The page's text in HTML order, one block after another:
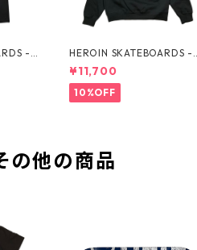
-
B
HEROIN SKATEBOARDS - S
KATE ZOMBIE BLK CREWN
ECK -
¥11,700
10%OFF
の他の商品